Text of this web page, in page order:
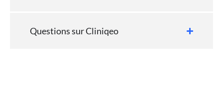
Questions sur Cliniqeo